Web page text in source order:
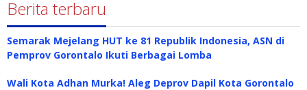
Berita terbaru
Semarak Mejelang HUT ke 81 Republik Indonesia, ASN di
Pemprov Gorontalo Ikuti Berbagai Lomba
Wali Kota Adhan Murka! Aleg Deprov Dapil Kota Gorontalo